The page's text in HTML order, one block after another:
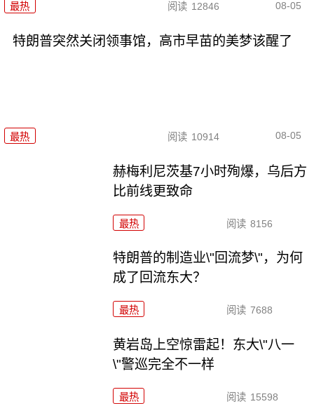
最热 阅读 12846 08-05
特朗普突然关闭领事馆，高市早苗的美梦该醒了
最热 阅读 10914 08-05
赫梅利尼茨基7小时殉爆，乌后方
比前线更致命
最热 阅读 8156
特朗普的制造业\"回流梦\"，为何
成了回流东大？
最热 阅读 7688
黄岩岛上空惊雷起！东大\"八一
\"警巡完全不一样
最热 阅读 15598